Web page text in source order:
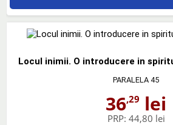
Locul inimii. O introducere in
PARALELA 45
36,29 lei
PRP: 44,80 lei